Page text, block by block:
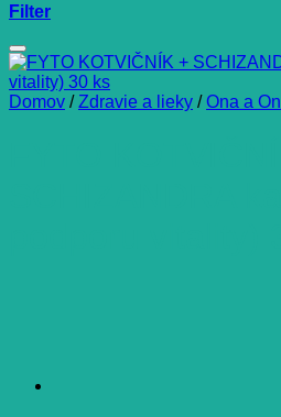
Filter
Domov / Zdravie a lieky / Ona a On